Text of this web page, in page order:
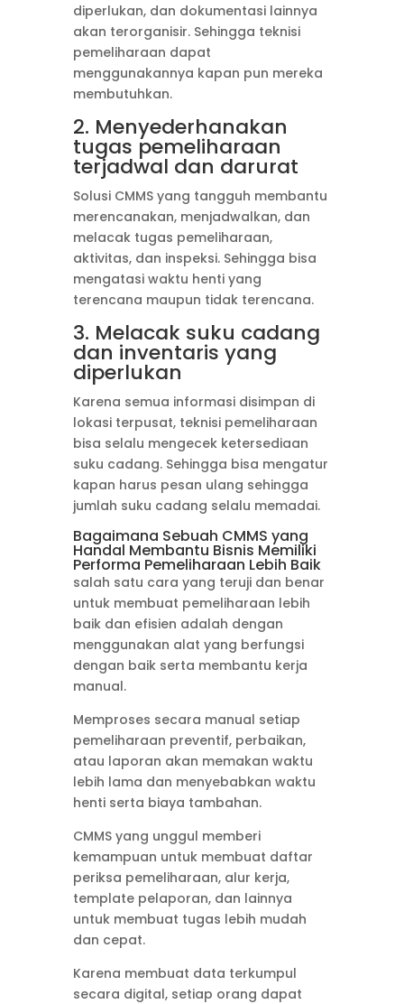
diperlukan, dan dokumentasi lainnya
akan terorganisir. Sehingga teknisi
pemeliharaan dapat
menggunakannya kapan pun mereka
membutuhkan.
2. Menyederhanakan
tugas pemeliharaan
terjadwal dan darurat
Solusi CMMS yang tangguh membantu
merencanakan, menjadwalkan, dan
melacak tugas pemeliharaan,
aktivitas, dan inspeksi. Sehingga bisa
mengatasi waktu henti yang
terencana maupun tidak terencana.
3. Melacak suku cadang
dan inventaris yang
diperlukan
Karena semua informasi disimpan di
lokasi terpusat, teknisi pemeliharaan
bisa selalu mengecek ketersediaan
suku cadang. Sehingga bisa mengatur
kapan harus pesan ulang sehingga
jumlah suku cadang selalu memadai.
Bagaimana Sebuah CMMS yang
Handal Membantu Bisnis Memiliki
Performa Pemeliharaan Lebih Baik
salah satu cara yang teruji dan benar
untuk membuat pemeliharaan lebih
baik dan efisien adalah dengan
menggunakan alat yang berfungsi
dengan baik serta membantu kerja
manual.
Memproses secara manual setiap
pemeliharaan preventif, perbaikan,
atau laporan akan memakan waktu
lebih lama dan menyebabkan waktu
henti serta biaya tambahan.
CMMS yang unggul memberi
kemampuan untuk membuat daftar
periksa pemeliharaan, alur kerja,
template pelaporan, dan lainnya
untuk membuat tugas lebih mudah
dan cepat.
Karena membuat data terkumpul
secara digital, setiap orang dapat